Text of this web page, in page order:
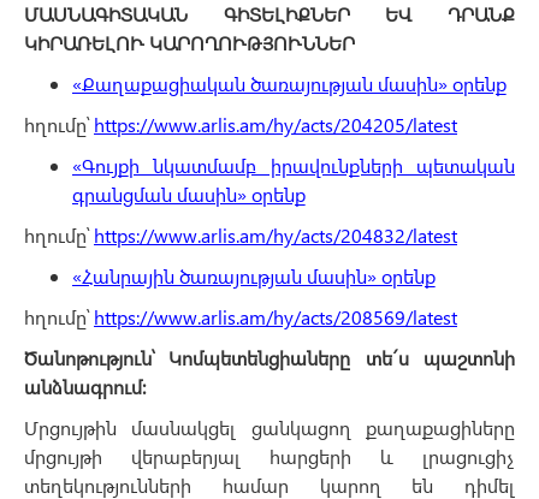
ՄԱՍՆԱԳԻՏԱԿԱՆ ԳԻՏԵԼԻՔՆԵՐ ԵՎ ԴՐԱՆՔ
ԿԻՐԱՌԵԼՈՒ ԿԱՐՈՂՈՒԹՅՈՒՆՆԵՐ
«Քաղաքացիական ծառայության մասին» օրենք
հղումը՝https://www.arlis.am/hy/acts/204205/latest
«Գույքի նկատմամբ իրավունքների պետական
գրանցման մասին» օրենք
հղումը՝https://www.arlis.am/hy/acts/204832/latest
«Հանրային ծառայության մասին» օրենք
հղումը՝https://www.arlis.am/hy/acts/208569/latest
Ծանոթություն՝ Կոմպետենցիաները տե´ս պաշտոնի
անձնագրում։
Մրցույթին մասնակցել ցանկացող քաղաքացիները
մրցույթի վերաբերյալ հարցերի և լրացուցիչ
տեղեկությունների համար կարող են դիմել